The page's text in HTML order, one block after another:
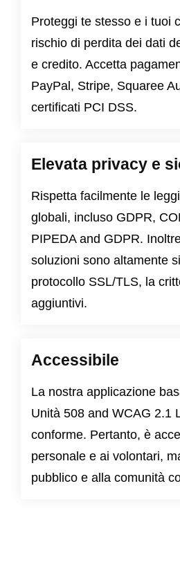
Proteggi te stesso e i tuoi
rischio di perdita dei dati
e credito. Accetta
PayPal, Stripe, Squaree
certificati PCI DSS.
Elevata privacy e
Rispetta facilmente le
globali, incluso GDPR,
PIPEDAand GDPR.
soluzioni sono altamente
protocollo SSL/TLS, la
aggiuntivi.
Accessibile
La nostra applicazione
Unità 508 and WCAG 2.1
conforme. Pertanto, è
personale e ai volontari,
pubblico e alla comunità